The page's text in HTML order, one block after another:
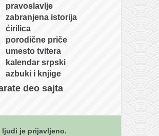
pravoslavlje
zabranjena istorija
ćirilica
porodične priče
umesto tvitera
kalendar srpski
azbuki i knjige
deo sajta
ljudi je prijavljeno.